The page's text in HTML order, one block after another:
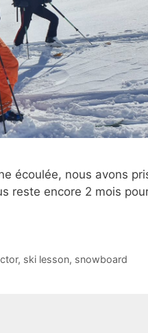
écoulée, nous avons
reste encore 2 mois
, ski lesson, snowboard